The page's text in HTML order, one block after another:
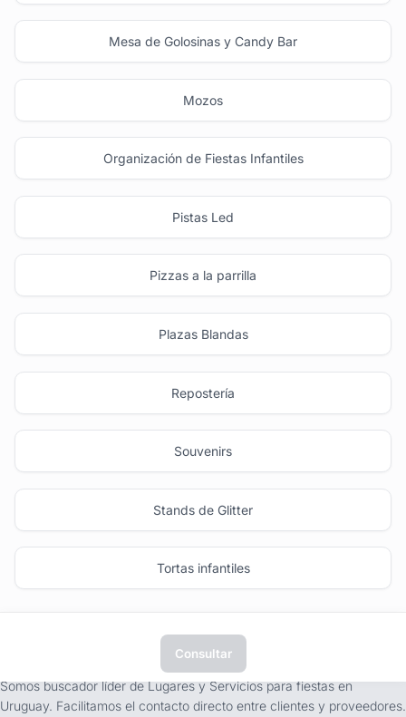
Mesa de Golosinas y Candy Bar
Mozos
Organización de Fiestas Infantiles
Pistas Led
Pizzas a la parrilla
Plazas Blandas
Repostería
Souvenirs
Stands de Glitter
Tortas infantiles
Consultar
Somos buscador líder de Lugares y Servicios para fiestas en
Uruguay. Facilitamos el contacto directo entre clientes y proveedores.